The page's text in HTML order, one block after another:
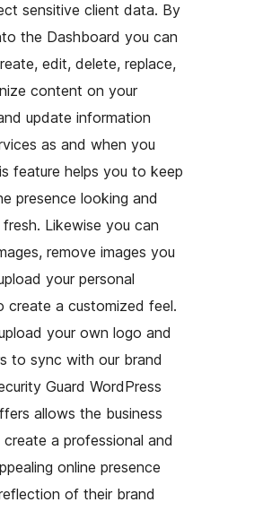
sensitive client data. By
the Dashboard you can
edit, delete, replace,
content on your
update information
as and when you
feature helps you to keep
presence looking and
Likewise you can
remove images you
your personal
create a customized feel.
your own logo and
to sync with our brand
Guard WordPress
allows the business
a professional and
online presence
of their brand